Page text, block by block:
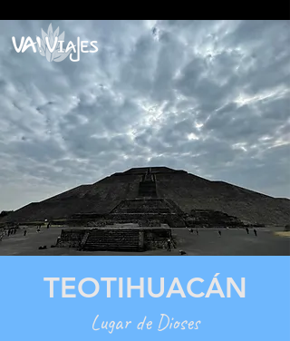
TEOTIHUACÁN
Lugar de Dioses